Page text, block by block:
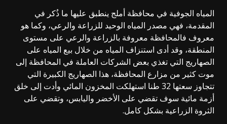
المياه الجوفية في محافظة أملج ينطبق عليها ما ذُكر في
المقدمة، فهي مصدر المياه الوحيد للزراعة والرعي، وكما هو
معروف فالمحافظة معروفة بالزراعة والرعي على مستوى
المنطقة، وقد أدى استنزاف المياه من خلال بيع المياه على
الصهاريج التي تغذي بعض الشركات العاملة في المحافظة إلى
موت كثير من مزارع المحافظة، هذا الصهاريج الكبيرة التي
تتجاوز سعتها 32 طنا استهلكت المخزون المائي وأدت إلى خلق
أزمة مائية سوف تقضي على الأخضر واليابس، وتقضي على
الثروة الزراعية بشكل كامل.